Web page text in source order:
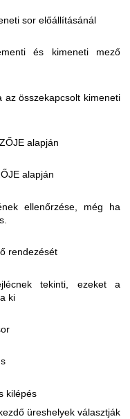
sor előállításánál
és kimeneti mező
összekapcsolt kimeneti
alapján
alapján
ellenőrzése, még ha
rendezését
tekinti, ezeket a
ki
kilépés
üreshelyek választják